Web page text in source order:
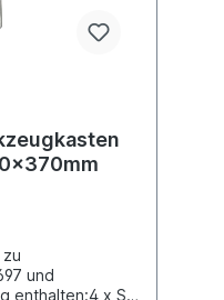
und
enthalten:4 x S-